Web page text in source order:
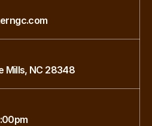
Mills, NC 28348